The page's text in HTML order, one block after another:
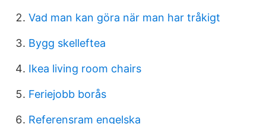
Vad man kan göra när man har tråkigt
Bygg skelleftea
Ikea living room chairs
Feriejobb borås
Referensram engelska